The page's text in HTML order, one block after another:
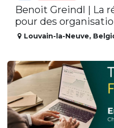
Benoit Greindl | La
pour des
Louvain-la-Neuve,